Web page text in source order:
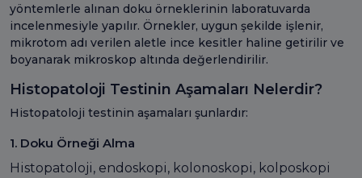
yöntemlerle alınan doku örneklerinin laboratuvarda
incelenmesiyle yapılır. Örnekler, uygun şekilde işlenir,
mikrotom adı verilen aletle ince kesitler haline getirilir ve
boyanarak mikroskop altında değerlendirilir.
Histopatoloji Testinin Aşamaları Nelerdir?
Histopatoloji testinin aşamaları şunlardır:
1. Doku Örneği Alma
Histopatoloji, endoskopi, kolonoskopi, kolposkopi